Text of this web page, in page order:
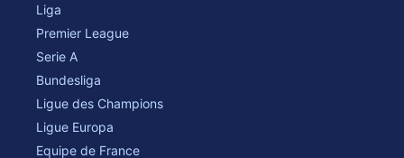
Liga
Premier League
Serie A
Bundesliga
Ligue des Champions
Ligue Europa
Equipe de France